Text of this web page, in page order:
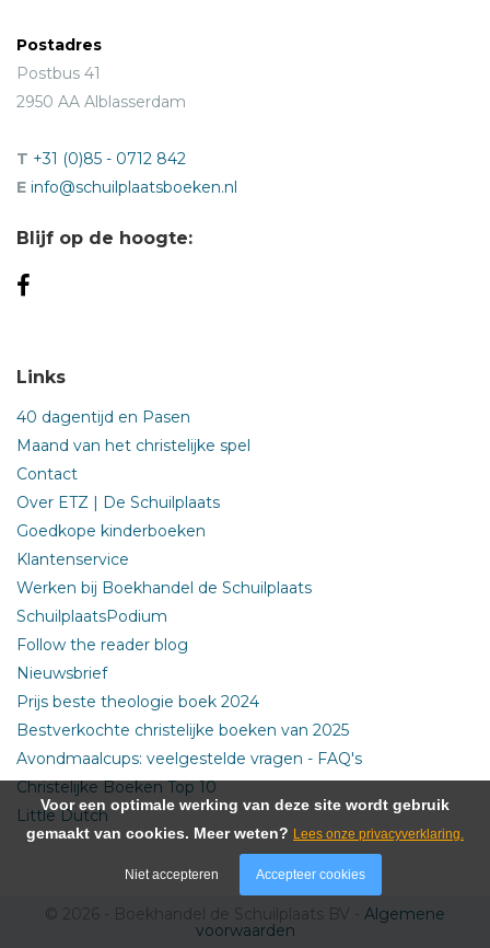
Postadres
Postbus 41
2950 AA Alblasserdam
T +31 (0)85 - 0712 842
E info@schuilplaatsboeken.nl
Blijf op de hoogte:
Links
40 dagentijd en Pasen
Maand van het christelijke spel
Contact
Over ETZ | De Schuilplaats
Goedkope kinderboeken
Klantenservice
Werken bij Boekhandel de Schuilplaats
SchuilplaatsPodium
Follow the reader blog
Nieuwsbrief
Prijs beste theologie boek 2024
Bestverkochte christelijke boeken van 2025
Avondmaalcups: veelgestelde vragen - FAQ's
Christelijke Boeken Top 10
Little Dutch
© 2026 - Boekhandel de Schuilplaats BV - Algemene
voorwaarden
Voor een optimale werking van deze site wordt gebruik
gemaakt van cookies. Meer weten? Lees onze privacyverklaring.
Niet accepteren Accepteer cookies